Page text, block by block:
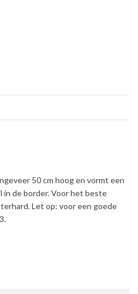
50 cm hoog en vormt een
in de border. Voor het beste
. Let op: voor een goede